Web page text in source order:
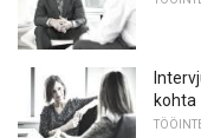
kohta